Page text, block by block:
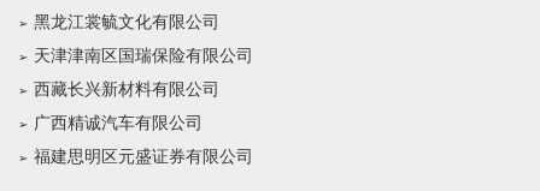
黑龙江裳毓文化有限公司
天津津南区国瑞保险有限公司
西藏长兴新材料有限公司
广西精诚汽车有限公司
福建思明区元盛证券有限公司